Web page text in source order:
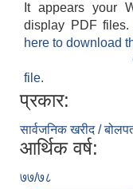
It appears your
display PDF files.
here to download
file.
प्रकार:
सार्वजनिक खरीद /
आर्थिक वर्ष:
७७/७८